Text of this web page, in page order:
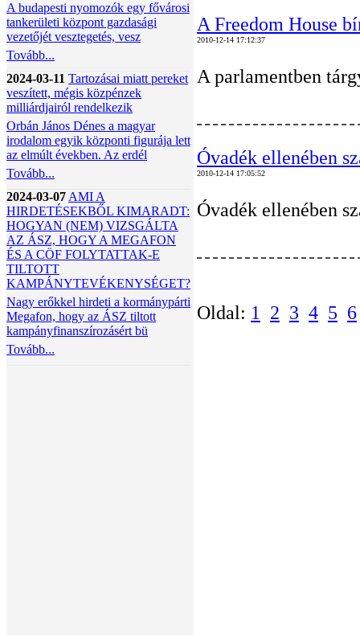
A budapesti nyomozók egy fővárosi
tankerületi központ gazdasági
vezetőjét vesztegetés, vesz
Tovább...
2024-03-11 Tartozásai miatt pereket
veszített, mégis közpénzek
milliárdjairól rendelkezik
Orbán János Dénes a magyar
irodalom egyik központi figurája lett
az elmúlt években. Az erdél
Tovább...
2024-03-07 AMI A
HIRDETÉSEKBŐL KIMARADT:
HOGYAN (NEM) VIZSGÁLTA
AZ ÁSZ, HOGY A MEGAFON
ÉS A CÖF FOLYTATTAK-E
TILTOTT
KAMPÁNYTEVÉKENYSÉGET?
Nagy erőkkel hirdeti a kormánypárti
Megafon, hogy az ÁSZ tiltott
kampányfinanszírozásért bü
Tovább...
A Freedom House
2010-12-14 17:12:37
A parlamentben
Óvadék ellenében
2010-12-14 17:05:52
Óvadék ellenében
Oldal: 1 2 3 4 5 6